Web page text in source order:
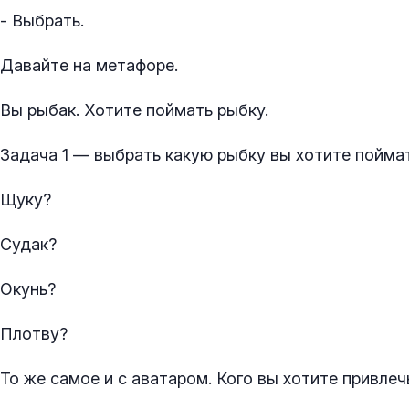
- Выбрать.
Давайте на метафоре.
Вы рыбак. Хотите поймать рыбку.
Задача 1 — выбрать какую рыбку вы хотите
Щуку?
Судак?
Окунь?
Плотву?
То же самое и с аватаром. Кого вы хотите